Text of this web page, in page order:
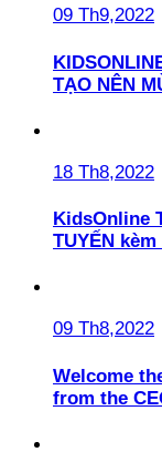
09 Th9,2022
TẠO NÊN
18 Th8,2022
KidsOnline
TUYẾN
09 Th8,2022
Welcome
from the